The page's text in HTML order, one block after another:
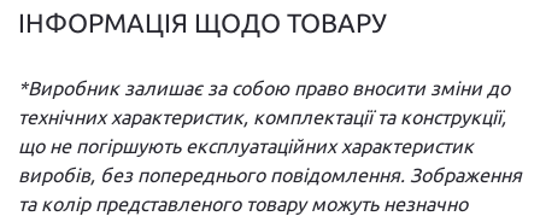
ІНФОРМАЦІЯ ЩОДО ТОВАРУ
*Виробник залишає за собою право вносити зміни до
технічних характеристик, комплектації та конструкції,
що не погіршують експлуатаційних характеристик
виробів, без попереднього повідомлення. Зображення
та колір представленого товару можуть незначно